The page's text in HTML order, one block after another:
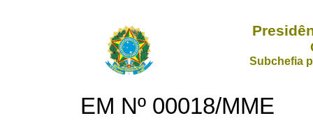
Subchefia
EM Nº 00018/MME